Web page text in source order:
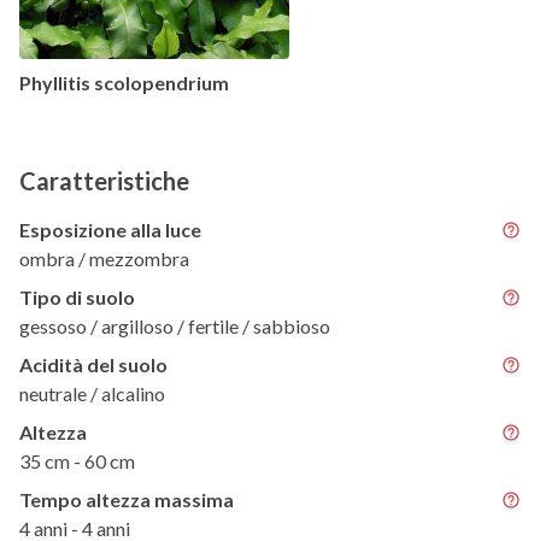
Phyllitis scolopendrium
Caratteristiche
Esposizione alla luce
ombra / mezzombra
Tipo di suolo
gessoso / argilloso / fertile / sabbioso
Acidità del suolo
neutrale / alcalino
Altezza
35 cm - 60 cm
Tempo altezza massima
4 anni - 4 anni